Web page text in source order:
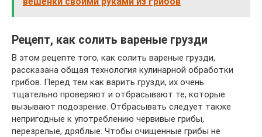
Рецепт, как солить вареные грузди
В этом рецепте того, как солить вареные грузди,
рассказана общая технология кулинарной обработки
грибов. Перед тем как варить грузди, их очень
тщательно проверяют и отбрасывают те, которые
вызывают подозрение. Отбрасывать следует также
непригодные к употреблению червивые грибы,
перезрелые, дряблые. Чтобы очищенные грибы не